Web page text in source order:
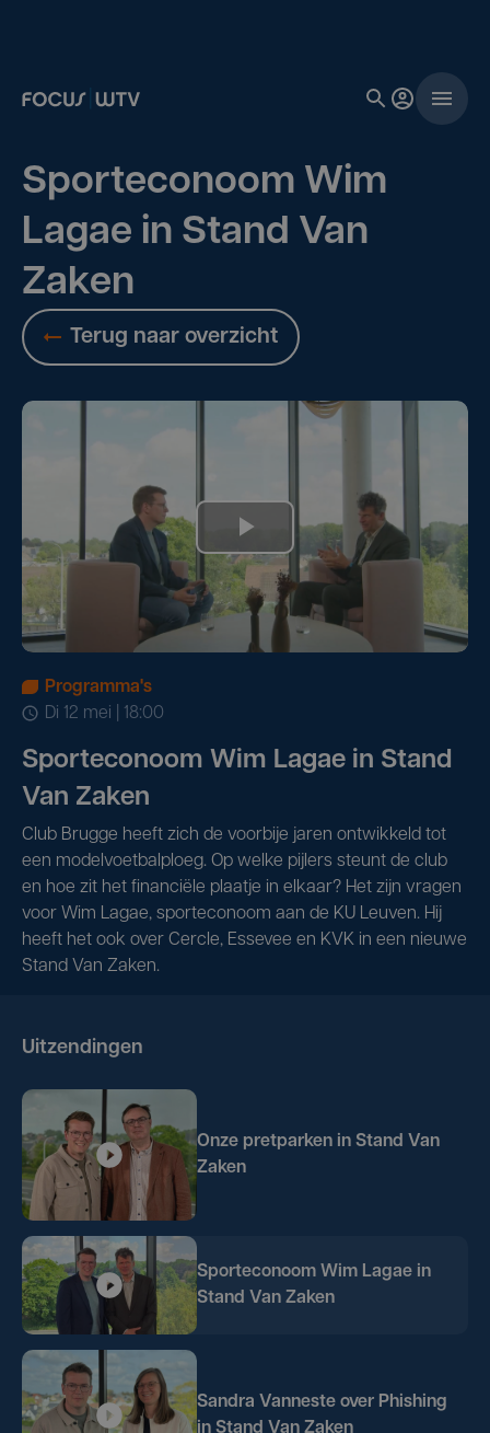
Sporteconoom Wim
Lagae in Stand Van
Zaken
Terug naar overzicht
Programma's
di 12 mei | 18:00
Sporteconoom Wim Lagae in Stand
Van Zaken
Club Brugge heeft zich de voorbije jaren ontwikkeld tot
een modelvoetbalploeg. Op welke pijlers steunt de club
en hoe zit het financiële plaatje in elkaar? Het zijn vragen
voor Wim Lagae, sporteconoom aan de KU Leuven. Hij
heeft het ook over Cercle, Essevee en KVK in een nieuwe
Stand Van Zaken.
Uitzendingen
Onze pretparken in Stand Van
Zaken
Sporteconoom Wim Lagae in
Stand Van Zaken
Sandra Vanneste over Phishing
in Stand Van Zaken